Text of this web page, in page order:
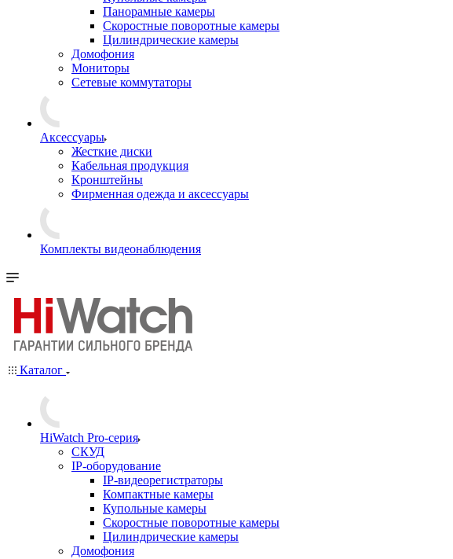
Панорамные камеры
Скоростные поворотные камеры
Цилиндрические камеры
Домофония
Мониторы
Сетевые коммутаторы
Аксессуары
Жесткие диски
Кабельная продукция
Кронштейны
Фирменная одежда и аксессуары
Комплекты видеонаблюдения
Каталог
HiWatch Pro-серия
CКУД
IP-оборудование
IP-видеорегистраторы
Компактные камеры
Купольные камеры
Скоростные поворотные камеры
Цилиндрические камеры
Домофония